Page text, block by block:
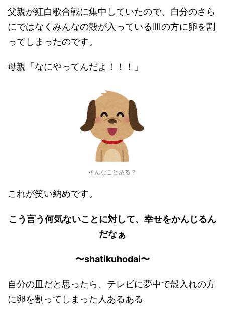
父親が紅白歌合戦に集中していたので、自分のさら
にではなくみんなの殻が入っている皿の方に卵を割
ってしまったのです。
母親「なにやってんだよ！！！」
そんなことある？
これが笑い納めです。
こう言う何気ないことに対して、幸せをかんじるん
だなぁ
〜shatikuhodai〜
自分の皿だと思ったら、テレビに夢中で殻入れの方
に卵を割ってしまった人あるある